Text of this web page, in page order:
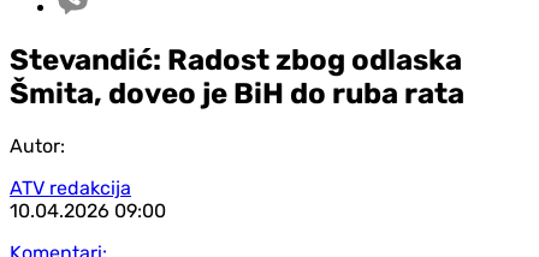
Stevandić: Radost zbog odlaska
Šmita, doveo je BiH do ruba rata
Autor:
ATV redakcija
10.04.2026 09:00